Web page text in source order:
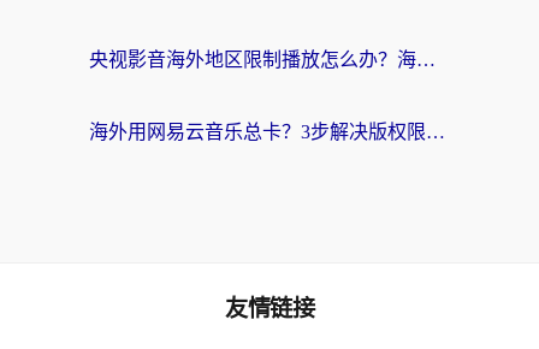
央视影音海外地区限制播放怎么办？海外党亲测有效的回国加速指南
海外用网易云音乐总卡？3步解决版权限制+卡顿，还能听喜马拉雅！
友情链接